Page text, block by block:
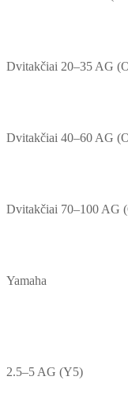
Dvitakčiai 20–35 AG
Dvitakčiai 40–60 AG
Dvitakčiai 70–100 AG
Yamaha
2.5–5 AG (Y5)